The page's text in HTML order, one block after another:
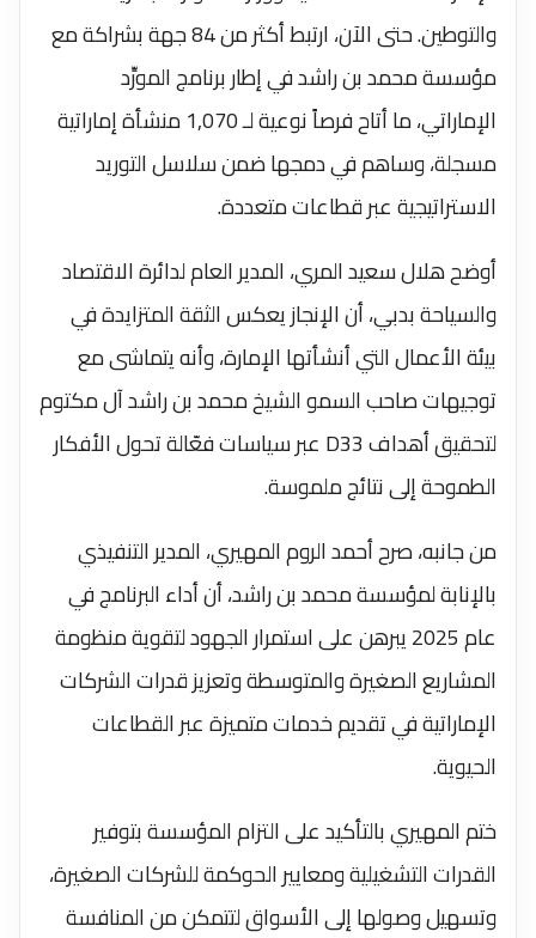
والتوطين. حتى الآن، ارتبط أكثر من 84 جهة بشراكة مع
مؤسسة محمد بن راشد في إطار برنامج المورِّد
الإماراتي، ما أتاح فرصاً نوعية لـ 1,070 منشأة إماراتية
مسجلة، وساهم في دمجها ضمن سلاسل التوريد
الاستراتيجية عبر قطاعات متعددة.
أوضح هلال سعيد المري، المدير العام لدائرة الاقتصاد
والسياحة بدبي، أن الإنجاز يعكس الثقة المتزايدة في
بيئة الأعمال التي أنشأتها الإمارة، وأنه يتماشى مع
توجيهات صاحب السمو الشيخ محمد بن راشد آل مكتوم
لتحقيق أهداف D33 عبر سياسات فعّالة تحول الأفكار
الطموحة إلى نتائج ملموسة.
من جانبه، صرح أحمد الروم المهيري، المدير التنفيذي
بالإنابة لمؤسسة محمد بن راشد، أن أداء البرنامج في
عام 2025 يبرهن على استمرار الجهود لتقوية منظومة
المشاريع الصغيرة والمتوسطة وتعزيز قدرات الشركات
الإماراتية في تقديم خدمات متميزة عبر القطاعات
الحيوية.
ختم المهيري بالتأكيد على التزام المؤسسة بتوفير
القدرات التشغيلية ومعايير الحوكمة للشركات الصغيرة،
وتسهيل وصولها إلى الأسواق لتتمكن من المنافسة